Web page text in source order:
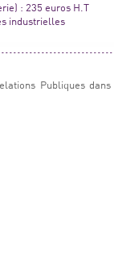
: 235 euros H.T
industrielles
Publiques